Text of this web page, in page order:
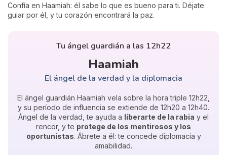
Confía en Haamiah: él sabe lo que es bueno para ti. Déjate
guiar por él, y tu corazón encontrará la paz.
Tu ángel guardián a las 12h22
Haamiah
El ángel de la verdad y la diplomacia
El ángel guardián Haamiah vela sobre la hora triple 12h22,
y su período de influencia se extiende de 12h20 a 12h40.
Ángel de la verdad, te ayuda a liberarte de la rabia y el
rencor, y te protege de los mentirosos y los
oportunistas. Ábrete a él: te concede diplomacia y
amabilidad.